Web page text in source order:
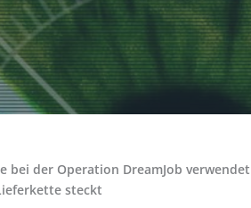
der Operation DreamJob
steckt